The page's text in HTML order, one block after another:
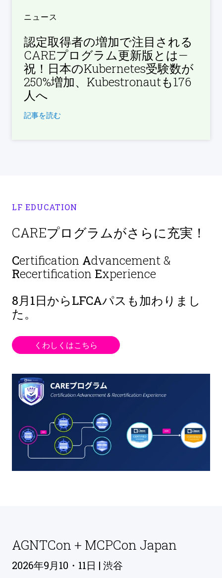
ニュース
認定取得者の増加で注目される
CAREプログラム更新版とは—
祝！日本のKubernetes受験数が
250%増加、Kubestronautも176
人へ
記事を読む
LF EDUCATION
CAREプログラムがさらに充実！
Certification Advancement &
Recertification Experience
8月1日からLFCAパスも加わりまし
た。
くわしくはこちら
AGNTCon + MCPCon Japan
2026年9月10・11日 | 渋谷